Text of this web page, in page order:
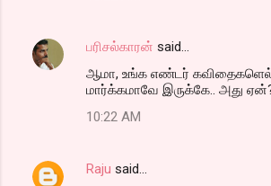
பரிசல்காரன் said…
ஆமா, உங்க எண்டர்
மார்க்கமாவே இருக்கே.. அது
10:22 AM
Raju said…